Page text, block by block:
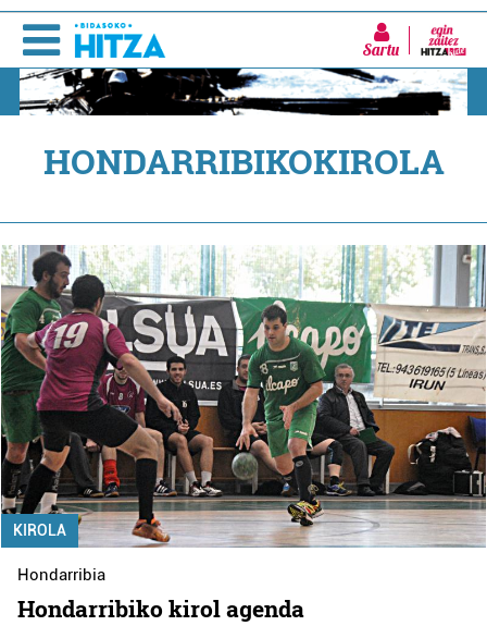
Sartu
HONDARRIBIKOKIROLA
KIROLA
Hondarribia
Hondarribiko kirol agenda